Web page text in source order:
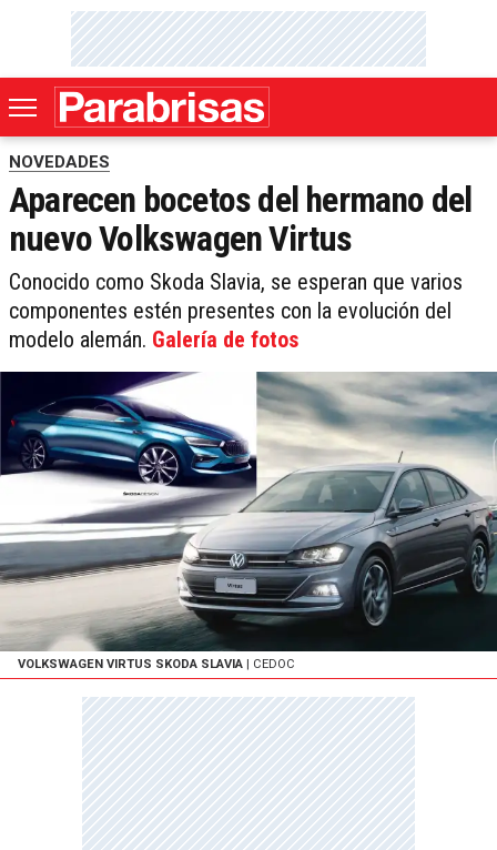
NOVEDADES
Aparecen bocetos del hermano del
nuevo Volkswagen Virtus
Conocido como Skoda Slavia, se esperan que varios
componentes estén presentes con la evolución del
modelo alemán. Galería de fotos
VOLKSWAGEN VIRTUS SKODA SLAVIA | CEDOC